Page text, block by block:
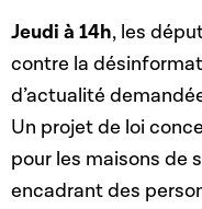
Jeudi à 14h, les
contre la
d’actualité
Un projet de loi
pour les maisons de
encadrant des